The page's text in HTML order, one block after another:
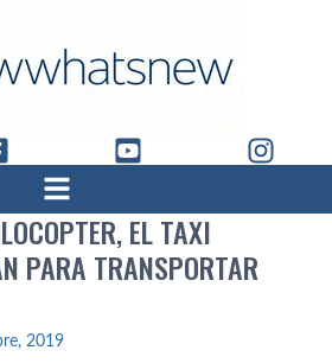
EL TAXI
PARA TRANSPORTAR
2019